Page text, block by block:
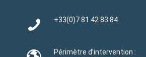
+33(0)7 81 42 83 84
Périmètre d’intervention :